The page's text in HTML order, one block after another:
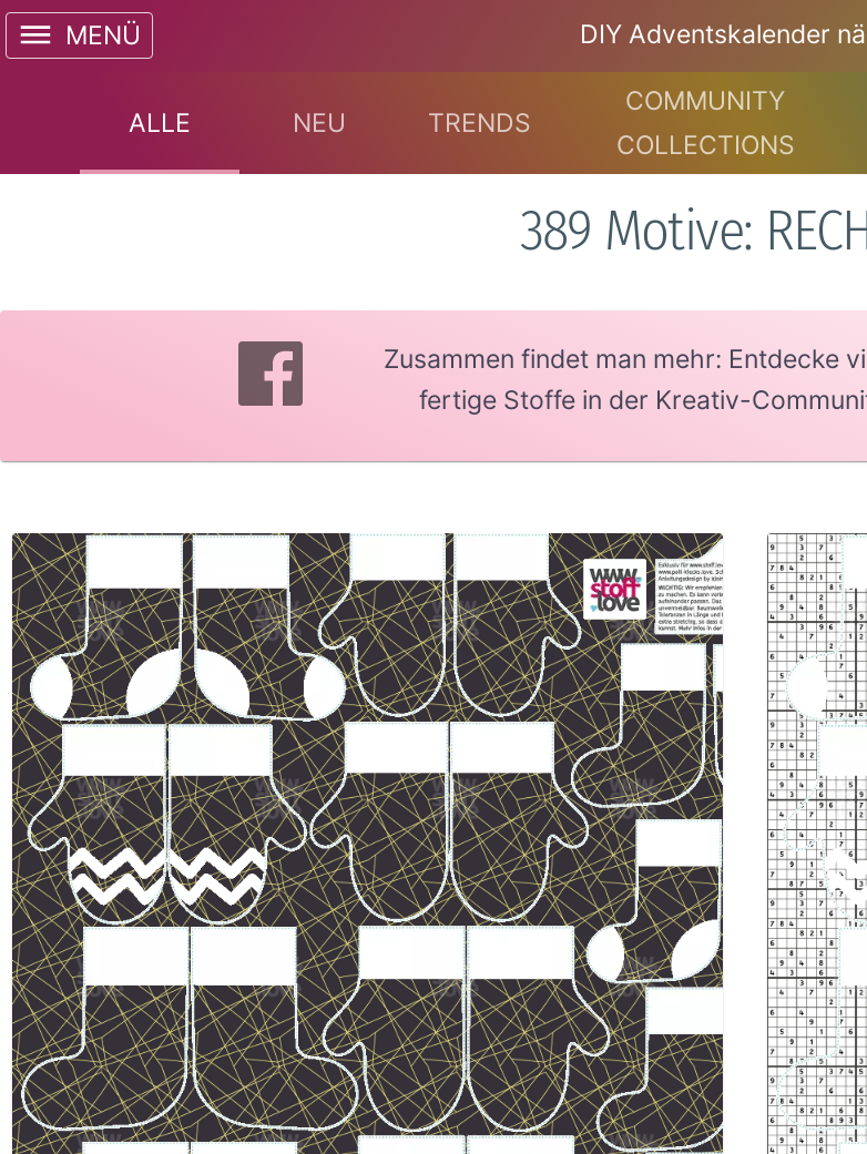
MENÜ DIY Adventskalender
ALLE NEU TRENDS
COMMUNITY
COLLECTIONS
389 Motive:
Zusammen findet man mehr: Entdecke
fertige Stoffe in der Kreativ-